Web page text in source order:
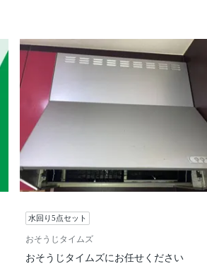
水回り5点セット
おそうじタイムズ
おそうじタイムズにお任せください